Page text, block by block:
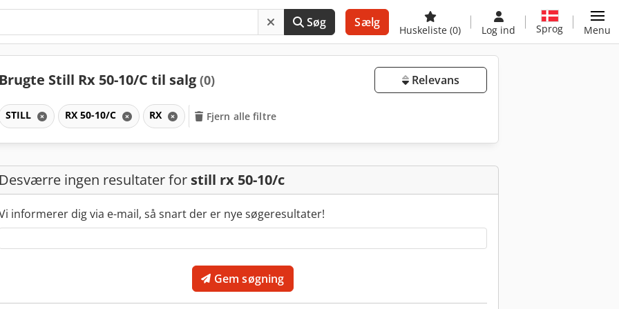
Søg Sælg
Huskeliste (0) Log ind Sprog Menu
Still Rx 50-10/C til salg (0) Relevans
STILL RX 50-10/C RX Fjern alle filtre
ingen resultater for still rx 50-10/c
informerer dig via e-mail, så snart der er nye søgeresultater!
Gem søgning